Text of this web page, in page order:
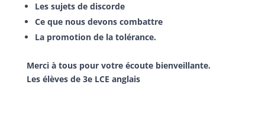
Les sujets de discorde
Ce que nous devons combattre
La promotion de la tolérance.
Merci à tous pour votre écoute bienveillante.
Les élèves de 3e LCE anglais